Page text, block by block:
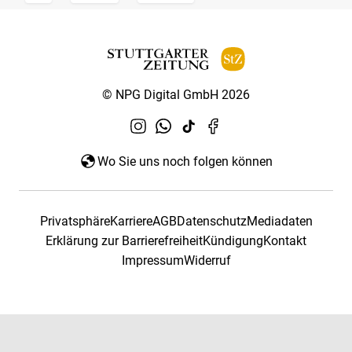
© NPG Digital GmbH 2026
Wo Sie uns noch folgen können
PrivatsphäreKarriereAGBDatenschutzMediadaten
Erklärung zur BarrierefreiheitKündigungKontakt
ImpressumWiderruf